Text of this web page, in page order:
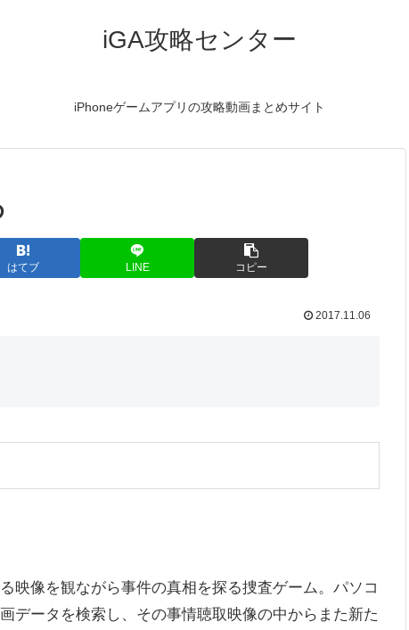
iGA攻略センター
iPhoneゲームアプリの攻略動画まとめサイト
はてブ LINE コピー
2017.11.06
映像を観ながら事件の真相を探る捜査ゲーム。パソコ
データを検索し、その事情聴取映像の中からまた新た